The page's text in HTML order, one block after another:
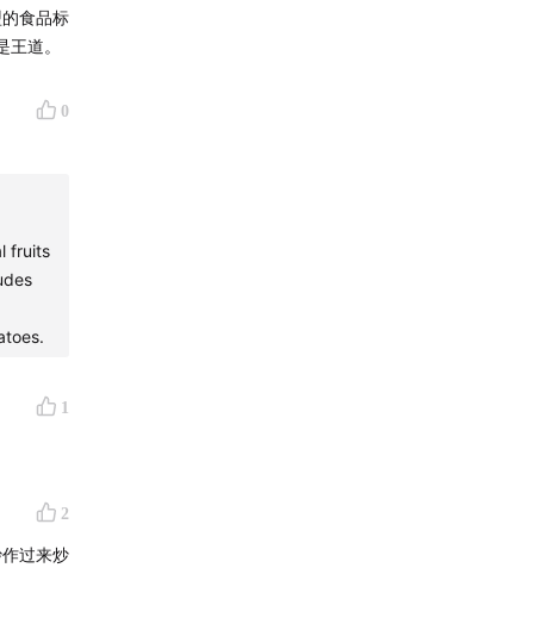
the
low-
do
麸质
食品标
道。
0
fruits
1
2
过来炒